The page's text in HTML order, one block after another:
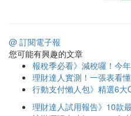
@ 訂閱電子報
您可能有興趣的文章
報稅季必看》減稅囉！今
理財達人實測！一張表看
行動支付懶人包》精選6大
理財達人試用報告》10款